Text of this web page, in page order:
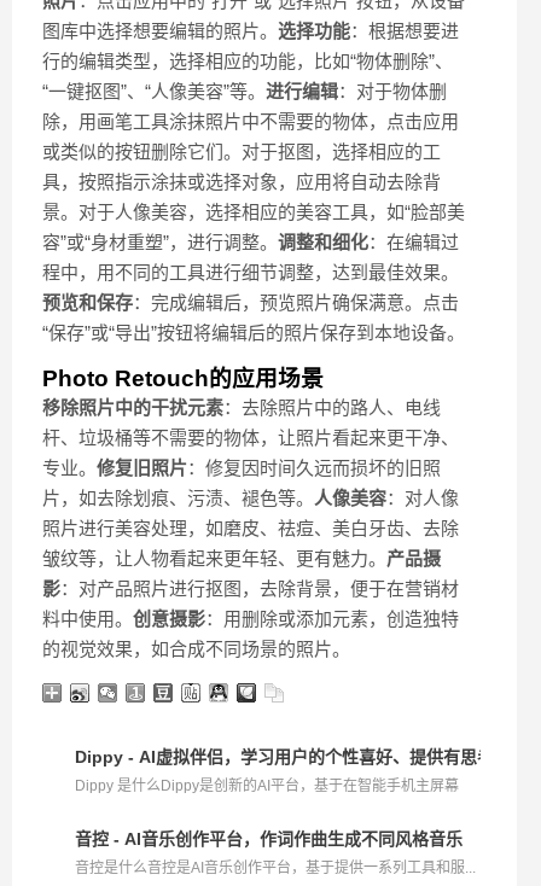
图库中选择想要编辑的照片。 选择功能：根据想要进
行的编辑类型，选择相应的功能，比如“物体删除”、
“一键抠图”、“人像美容”等。 进行编辑：对于物体删
除，用画笔工具涂抹照片中不需要的物体，点击应用
或类似的按钮删除它们。对于抠图，选择相应的工
具，按照指示涂抹或选择对象，应用将自动去除背
景。对于人像美容，选择相应的美容工具，如“脸部美
容”或“身材重塑”，进行调整。 调整和细化：在编辑过
程中，用不同的工具进行细节调整，达到最佳效果。
预览和保存：完成编辑后，预览照片确保满意。点击
“保存”或“导出”按钮将编辑后的照片保存到本地设备。
Photo Retouch的应用场景
移除照片中的干扰元素：去除照片中的路人、电线
杆、垃圾桶等不需要的物体，让照片看起来更干净、
专业。 修复旧照片：修复因时间久远而损坏的旧照
片，如去除划痕、污渍、褪色等。
人像美容：对人像
照片进行美容处理，如磨皮、祛痘、美白牙齿、去除
皱纹等，让人物看起来更年轻、更有魅力。 产品摄
影：对产品照片进行抠图，去除背景，便于在营销材
料中使用。 创意摄影：用删除或添加元素，创造独特
的视觉效果，如合成不同场景的照片。
Dippy - AI虚拟伴侣，学习用户的个性喜好、提供有思考过程
Dippy 是什么Dippy是创新的AI平台，基于在智能手机主屏幕
音控 - AI音乐创作平台，作词作曲生成不同风格音乐
音控是什么音控是AI音乐创作平台，基于提供一系列工具和服...